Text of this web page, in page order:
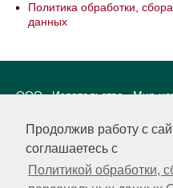
Продолжив работу с
соглашаетесь с
Политикой обработки,
Политика обработки,
данных
ООО «Издательство «Мир
LLC Материалы,
охраняются Законом о
прав. Публикация любых
этого сайта запрещена без
предварительного